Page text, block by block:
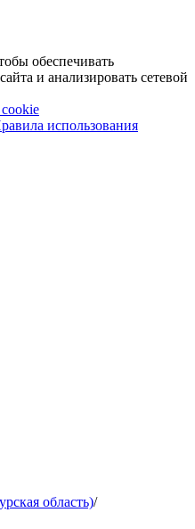
обеспечивать
и анализировать сетевой
использования
область)/